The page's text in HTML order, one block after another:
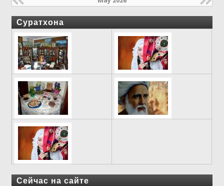
Суратхона
Сейчас на сайте